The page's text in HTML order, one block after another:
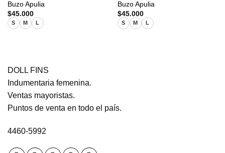
Buzo Apulia
$45.000
S M L
Buzo Apulia
$45.000
S M L
DOLL FINS
Indumentaria femenina.
Ventas mayoristas.
Puntos de venta en todo el país.
4460-5992